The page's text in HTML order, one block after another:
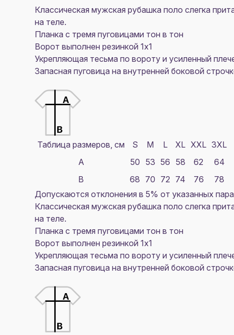
Классическая мужская рубашка поло слегка
на теле.
Планка с тремя пуговицами тон в тон
Ворот выполнен резинкой 1х1
Укрепляющая тесьма по вороту и усиленный
Запасная пуговица на внутренней боковой
Таблица размеров, см S M L XL XXL 3XL
A
50 53 56 58 62
64
B
68 70 72 74 76
78
Допускаются отклонения в 5% от указанных
Классическая мужская рубашка поло слегка
на теле.
Планка с тремя пуговицами тон в тон
Ворот выполнен резинкой 1х1
Укрепляющая тесьма по вороту и усиленный
Запасная пуговица на внутренней боковой